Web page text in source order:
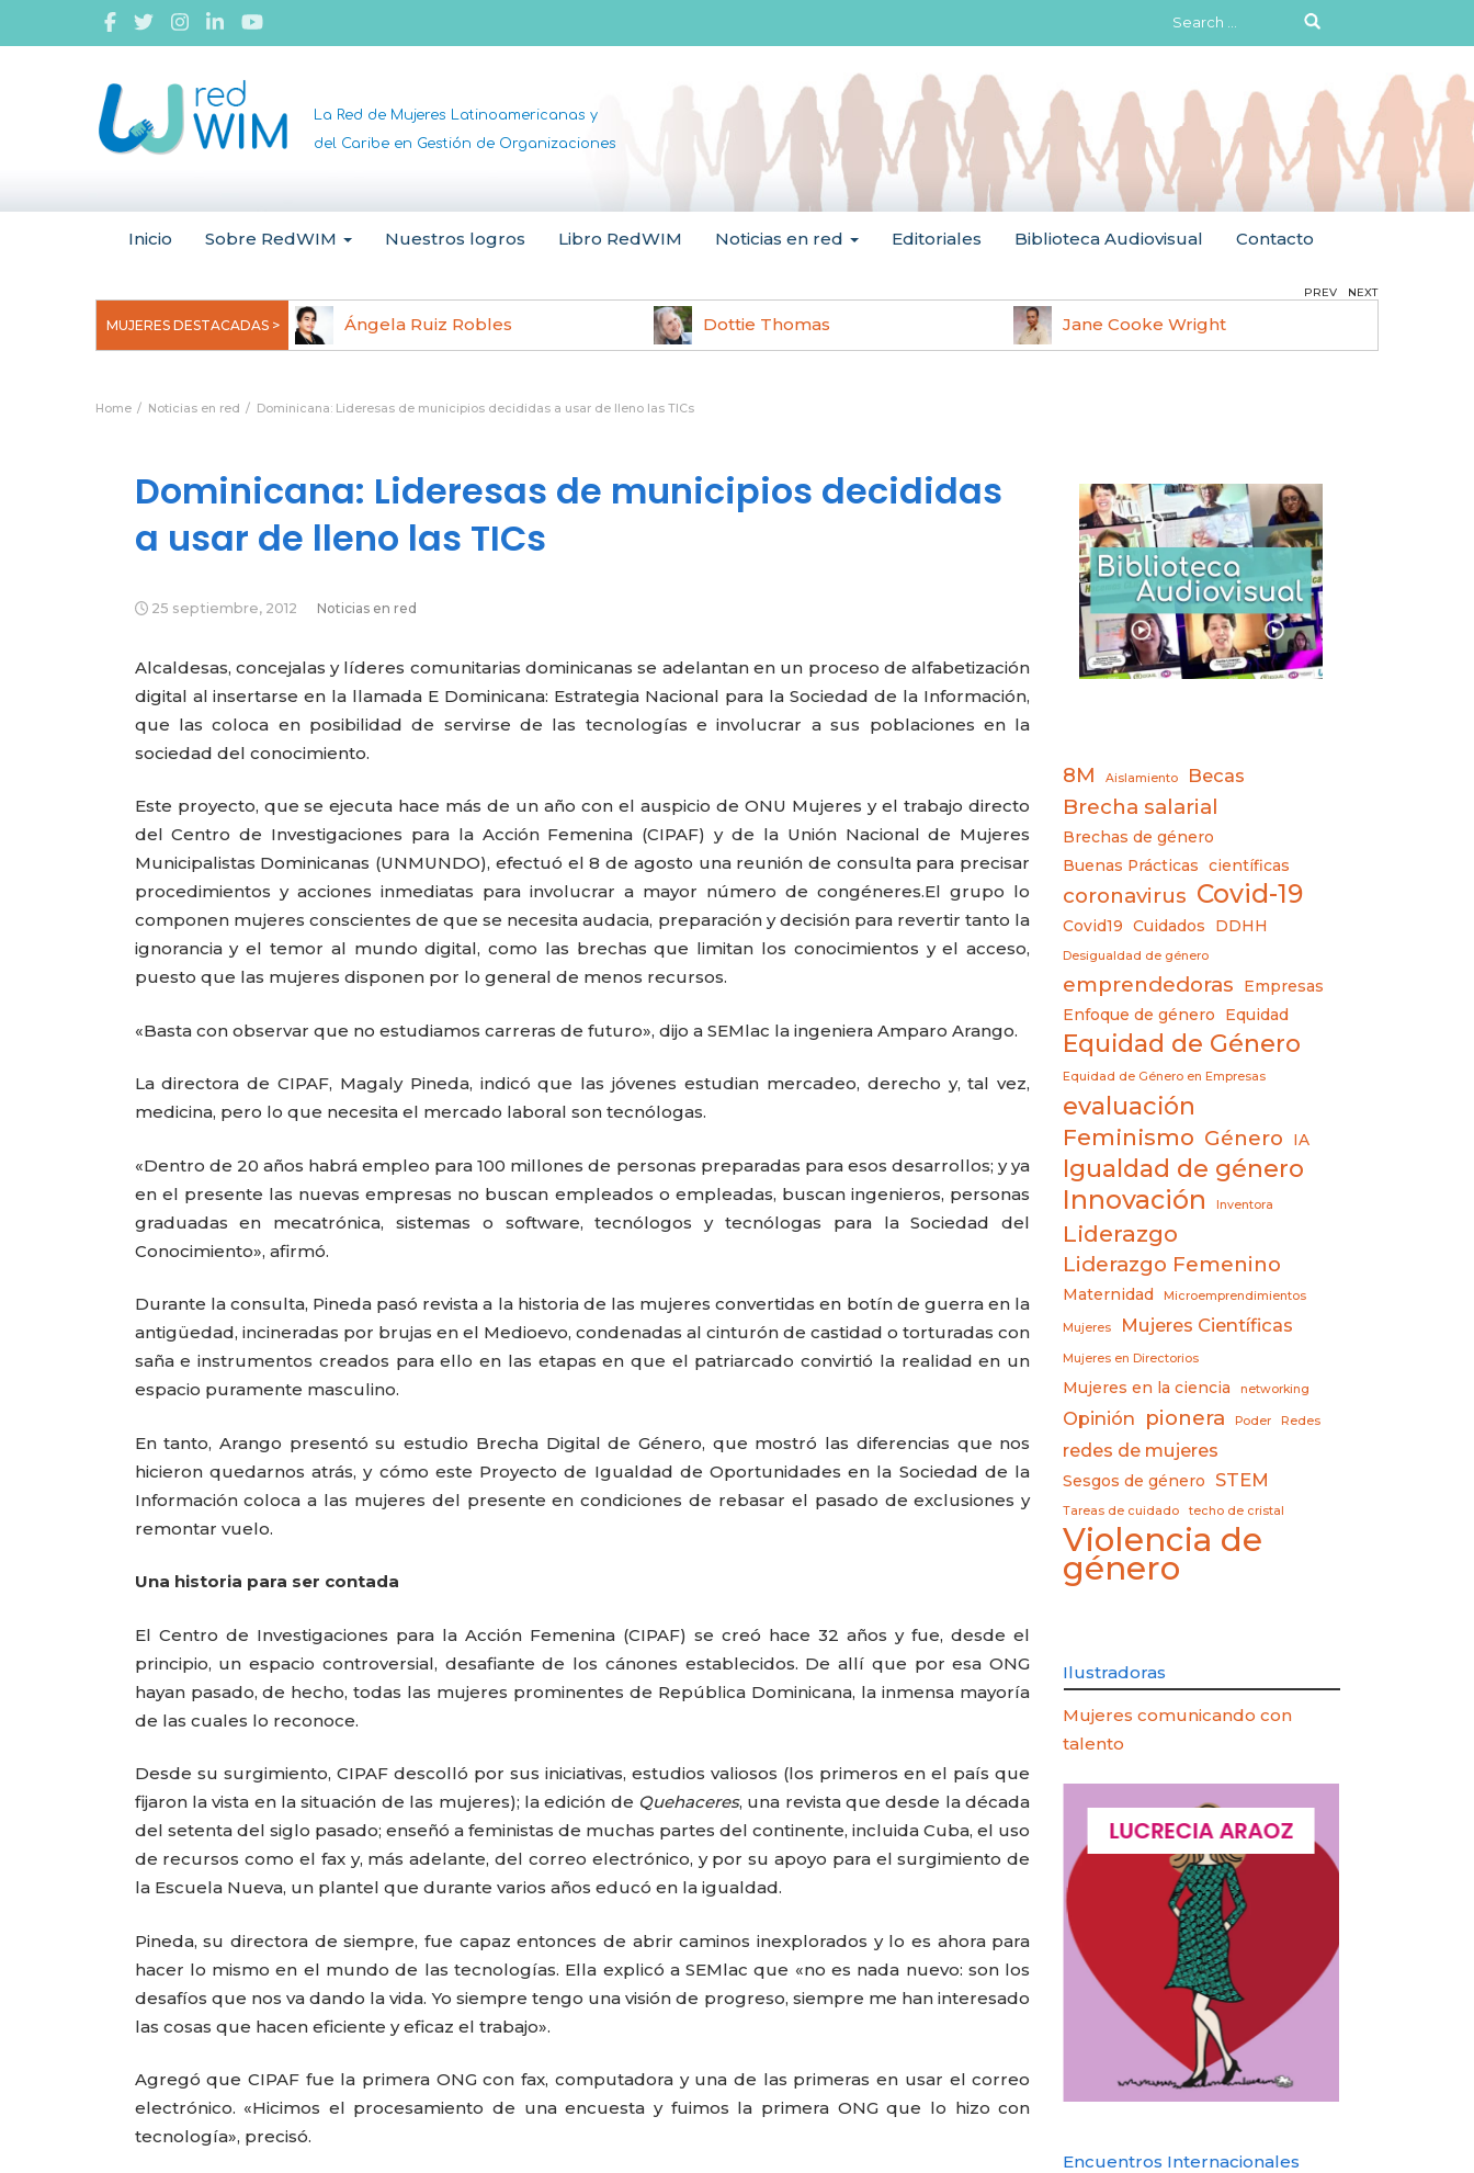
Search
for:
La Red de Mujeres Latinoamericanas y
del Caribe en Gestión de Organizaciones
Inicio Sobre RedWIM Nuestros logros Libro RedWIM Noticias en red Editoriales Biblioteca Audiovisual Contacto
MUJERES DESTACADAS >
Uchegbu, pionera en
Ángela Ruiz Robles Dottie Thomas Jane Cooke Wright
PREV NEXT
Home Noticias en red Dominicana: Lideresas de municipios decididas a usar de lleno las TICs
Dominicana: Lideresas de municipios decididas
a usar de lleno las TICs
25 septiembre, 2012 Noticias en red
Alcaldesas, concejalas y líderes comunitarias dominicanas se adelantan en un proceso de alfabetización
digital al insertarse en la llamada E Dominicana: Estrategia Nacional para la Sociedad de la Información,
que las coloca en posibilidad de servirse de las tecnologías e involucrar a sus poblaciones en la
sociedad del conocimiento.
Este proyecto, que se ejecuta hace más de un año con el auspicio de ONU Mujeres y el trabajo directo
del Centro de Investigaciones para la Acción Femenina (CIPAF) y de la Unión Nacional de Mujeres
Municipalistas Dominicanas (UNMUNDO), efectuó el 8 de agosto una reunión de consulta para precisar
procedimientos y acciones inmediatas para involucrar a mayor número de congéneres.El grupo lo
componen mujeres conscientes de que se necesita audacia, preparación y decisión para revertir tanto la
ignorancia y el temor al mundo digital, como las brechas que limitan los conocimientos y el acceso,
puesto que las mujeres disponen por lo general de menos recursos.
«Basta con observar que no estudiamos carreras de futuro», dijo a SEMlac la ingeniera Amparo Arango.
La directora de CIPAF, Magaly Pineda, indicó que las jóvenes estudian mercadeo, derecho y, tal vez,
medicina, pero lo que necesita el mercado laboral son tecnólogas.
«Dentro de 20 años habrá empleo para 100 millones de personas preparadas para esos desarrollos; y ya
en el presente las nuevas empresas no buscan empleados o empleadas, buscan ingenieros, personas
graduadas en mecatrónica, sistemas o software, tecnólogos y tecnólogas para la Sociedad del
Conocimiento», afirmó.
Durante la consulta, Pineda pasó revista a la historia de las mujeres convertidas en botín de guerra en la
antigüedad, incineradas por brujas en el Medioevo, condenadas al cinturón de castidad o torturadas con
saña e instrumentos creados para ello en las etapas en que el patriarcado convirtió la realidad en un
espacio puramente masculino.
En tanto, Arango presentó su estudio Brecha Digital de Género, que mostró las diferencias que nos
hicieron quedarnos atrás, y cómo este Proyecto de Igualdad de Oportunidades en la Sociedad de la
Información coloca a las mujeres del presente en condiciones de rebasar el pasado de exclusiones y
remontar vuelo.
Una historia para ser contada
El Centro de Investigaciones para la Acción Femenina (CIPAF) se creó hace 32 años y fue, desde el
principio, un espacio controversial, desafiante de los cánones establecidos. De allí que por esa ONG
hayan pasado, de hecho, todas las mujeres prominentes de República Dominicana, la inmensa mayoría
de las cuales lo reconoce.
Desde su surgimiento, CIPAF descolló por sus iniciativas, estudios valiosos (los primeros en el país que
fijaron la vista en la situación de las mujeres); la edición de Quehaceres, una revista que desde la década
del setenta del siglo pasado; enseñó a feministas de muchas partes del continente, incluida Cuba, el uso
de recursos como el fax y, más adelante, del correo electrónico, y por su apoyo para el surgimiento de
la Escuela Nueva, un plantel que durante varios años educó en la igualdad.
Pineda, su directora de siempre, fue capaz entonces de abrir caminos inexplorados y lo es ahora para
hacer lo mismo en el mundo de las tecnologías. Ella explicó a SEMlac que «no es nada nuevo: son los
desafíos que nos va dando la vida. Yo siempre tengo una visión de progreso, siempre me han interesado
las cosas que hacen eficiente y eficaz el trabajo».
Agregó que CIPAF fue la primera ONG con fax, computadora y una de las primeras en usar el correo
electrónico. «Hicimos el procesamiento de una encuesta y fuimos la primera ONG que lo hizo con
tecnología», precisó.
8M Aislamiento Becas
Brecha salarial
Brechas de género
Buenas Prácticas
científicas
coronavirus Covid-19
Covid19 Cuidados DDHH
Desigualdad de género
emprendedoras
Empresas
Enfoque de género
Equidad
Equidad de Género
Equidad de Género en Empresas
evaluación
Feminismo Género IA
Igualdad de género
Innovación Inventora
Liderazgo
Liderazgo Femenino
Maternidad Microemprendimientos
Mujeres Mujeres Científicas
Mujeres en Directorios
Mujeres en la ciencia networking
Opinión pionera Poder Redes
redes de mujeres
Sesgos de género STEM
Tareas de cuidado techo de cristal
Violencia de
género
Ilustradoras
Mujeres comunicando con
talento
CARLA PILLA PATRICIA JACQUES LUCRECIA ARAOZ
Encuentros Internacionales